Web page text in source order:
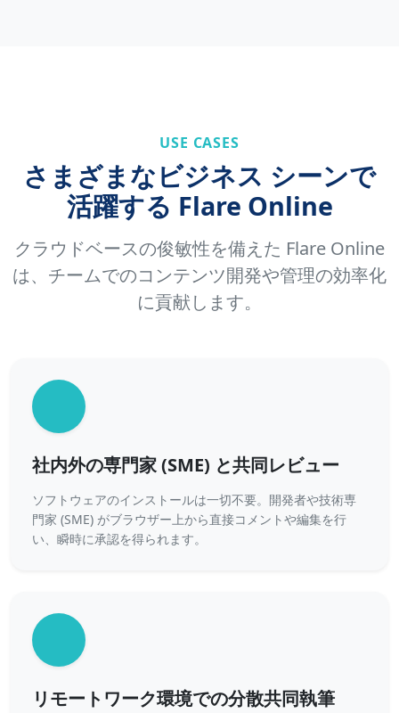
USE CASES
さまざまなビジネス シーンで
活躍する Flare Online
クラウドベースの俊敏性を備えた Flare Online
は、チームでのコンテンツ開発や管理の効率化
に貢献します。
社内外の専門家 (SME) と共同レビュー
ソフトウェアのインストールは一切不要。開発者や技術専
門家 (SME) がブラウザー上から直接コメントや編集を行
い、瞬時に承認を得られます。
リモートワーク環境での分散共同執筆